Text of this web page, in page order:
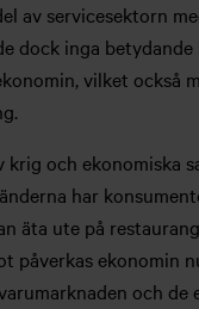
av servicesektorn
dock inga betydande
vilket också
krig och ekonomiska
har
äta ute på
påverkas ekonomin
och de